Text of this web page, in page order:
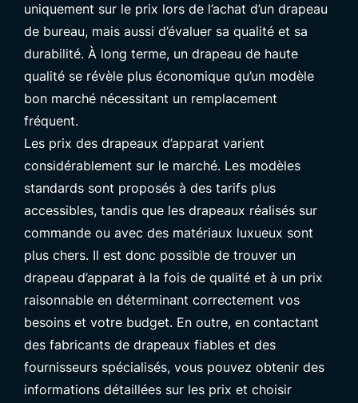
uniquement sur le prix lors de l’achat d’un drapeau
de bureau, mais aussi d’évaluer sa qualité et sa
durabilité. À long terme, un drapeau de haute
qualité se révèle plus économique qu’un modèle
bon marché nécessitant un remplacement
fréquent.
Les prix des drapeaux d’apparat varient
considérablement sur le marché. Les modèles
standards sont proposés à des tarifs plus
accessibles, tandis que les drapeaux réalisés sur
commande ou avec des matériaux luxueux sont
plus chers. Il est donc possible de trouver un
drapeau d’apparat à la fois de qualité et à un prix
raisonnable en déterminant correctement vos
besoins et votre budget. En outre, en contactant
des fabricants de drapeaux fiables et des
fournisseurs spécialisés, vous pouvez obtenir des
informations détaillées sur les prix et choisir